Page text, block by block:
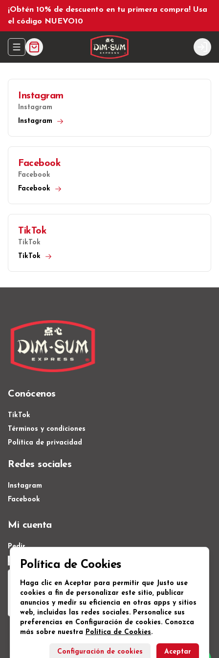
¡Obtén 10% de descuento en tu primera compra! Usa
el código NUEVO10
Abrir menu de navegación
Instagram
Instagram
Instagram
Facebook
Facebook
Facebook
TikTok
TikTok
TikTok
Conócenos
TikTok
Términos y condiciones
Política de privacidad
Redes sociales
Instagram
Facebook
Mi cuenta
Pedir
Iniciar sesión
Powered by
Política de Cookies
Haga clic en Aceptar para permitir que Justo use
cookies a fin de personalizar este sitio, publicar
anuncios y medir su eficiencia en otras apps y sitios
web, incluidas las redes sociales. Personalice sus
preferencias en Configuración de cookies. Conozca
más sobre nuestra Política de Cookies.
Configuración de cookies Aceptar